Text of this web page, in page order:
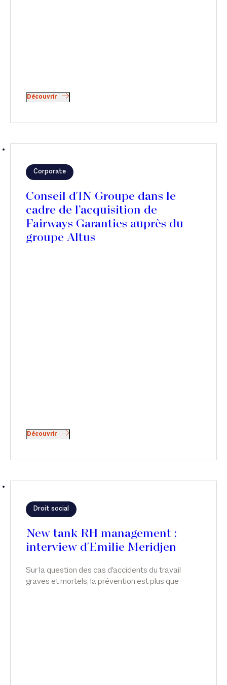
Découvrir
Corporate
Conseil d'IN Groupe dans le
cadre de l’acquisition de
Fairways Garanties auprès du
groupe Altus
Découvrir
Droit social
Sur la question des cas d'accidents du travail
graves et mortels, la prévention est plus que
New tank RH management :
interview d'Emilie Meridjen